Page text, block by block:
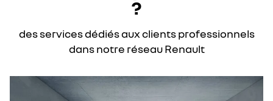
?
des services dédiés aux clients professionnels
dans notre réseau Renault